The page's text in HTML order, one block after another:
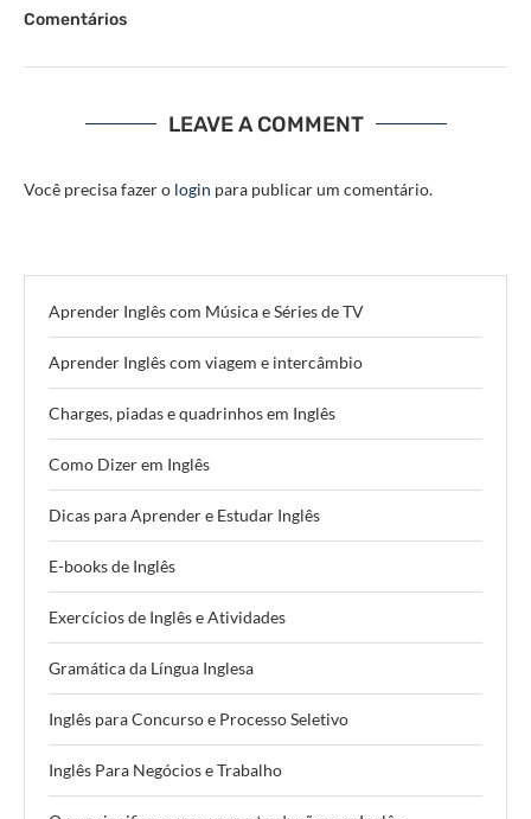
Comentários
LEAVE A COMMENT
Você precisa fazer o login para publicar um comentário.
Aprender Inglês com Música e Séries de TV
Aprender Inglês com viagem e intercâmbio
Charges, piadas e quadrinhos em Inglês
Como Dizer em Inglês
Dicas para Aprender e Estudar Inglês
E-books de Inglês
Exercícios de Inglês e Atividades
Gramática da Língua Inglesa
Inglês para Concurso e Processo Seletivo
Inglês Para Negócios e Trabalho